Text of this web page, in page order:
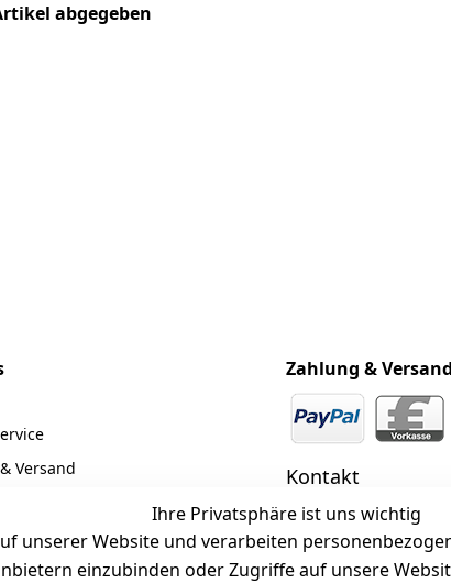
abgegeben
Ihre Privatsphäre ist uns wichtig
unserer Website und verarbeiten
einzubinden oder Zugriffe auf unsere
Versand
Zahlung & Versand
Kontakt
+49 (0)6185 2457
Mail: